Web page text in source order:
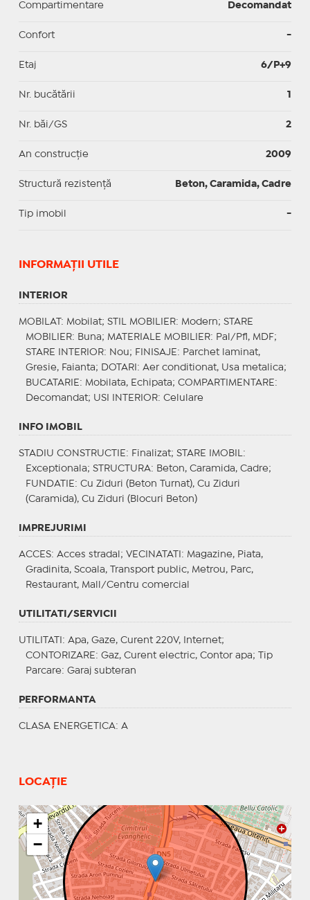
Compartimentare Decomandat
Confort -
Etaj 6/P+9
Nr. bucătării 1
Nr. băi/GS 2
An construcție 2009
Structură rezistență Beton, Caramida, Cadre
Tip imobil -
INFORMAŢII UTILE
INTERIOR
MOBILAT : Mobilat; STIL MOBILIER: Modern; STARE
MOBILIER: Buna; MATERIALE MOBILIER: Pal/Pfl, MDF;
STARE INTERIOR: Nou; FINISAJE : Parchet laminat,
Gresie, Faianta;
DOTARI : Aer conditionat, Usa metalica;
BUCATARIE : Mobilata, Echipata; COMPARTIMENTARE :
Decomandat; USI INTERIOR: Celulare
INFO IMOBIL
STADIU CONSTRUCTIE : Finalizat; STARE IMOBIL :
Exceptionala; STRUCTURA: Beton, Caramida, Cadre;
FUNDATIE : Cu Ziduri (Beton Turnat), Cu Ziduri
(Caramida), Cu Ziduri (Blocuri Beton)
IMPREJURIMI
ACCES: Acces stradal; VECINATATI : Magazine, Piata,
Gradinita, Scoala, Transport public, Metrou, Parc,
Restaurant, Mall/Centru comercial
UTILITATI/SERVICII
UTILITATI : Apa, Gaze, Curent 220V, Internet;
CONTORIZARE : Gaz, Curent electric, Contor apa;
Tip
Parcare: Garaj subteran
PERFORMANTA
CLASA ENERGETICA: A
LOCAȚIE
+
−